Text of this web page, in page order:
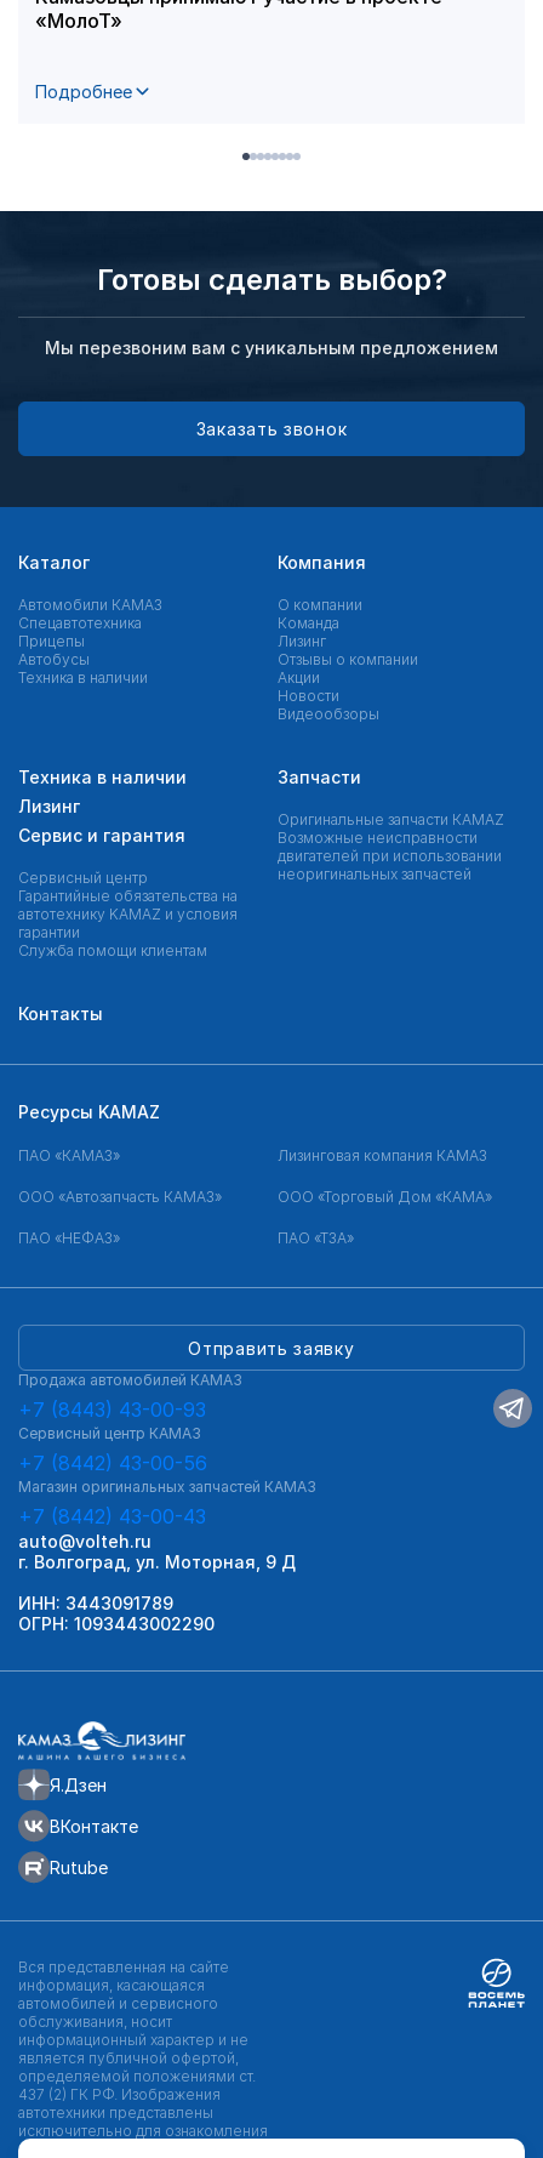
«МолоТ»
Подробнее
Готовы сделать выбор?
Мы перезвоним вам с уникальным предложением
Заказать звонок
Каталог
Автомобили КАМАЗ
Спецавтотехника
Прицепы
Автобусы
Техника в наличии
Компания
О компании
Команда
Лизинг
Отзывы о компании
Акции
Новости
Видеообзоры
Техника в наличии
Лизинг
Сервис и гарантия
Сервисный центр
Гарантийные обязательства на
автотехнику KAMAZ и условия
гарантии
Служба помощи клиентам
Запчасти
Оригинальные запчасти КAMAZ
Возможные неисправности
двигателей при использовании
неоригинальных запчастей
Контакты
Я.Дзен
ВКонтакте
Rutube
Отправить заявку
Продажа автомобилей КАМАЗ
+7 (8443) 43-00-93
Сервисный центр КАМАЗ
+7 (8442) 43-00-56
Магазин оригинальных запчастей КАМАЗ
+7 (8442) 43-00-43
auto@volteh.ru
г. Волгоград, ул. Моторная, 9 Д
ИНН: 3443091789
ОГРН: 1093443002290
Ресурсы KAMAZ
ПАО «КАМАЗ» Лизинговая компания КАМАЗ
ООО «Автозапчасть КАМАЗ» ООО «Торговый Дом «КАМА»
ПАО «НЕФАЗ» ПАО «ТЗА»
Вся представленная на сайте
информация, касающаяся
автомобилей и сервисного
обслуживания, носит
информационный характер и не
является публичной офертой,
определяемой положениями ст.
437 (2) ГК РФ. Изображения
автотехники представлены
исключительно для ознакомления
и могут отличаться от реальных.